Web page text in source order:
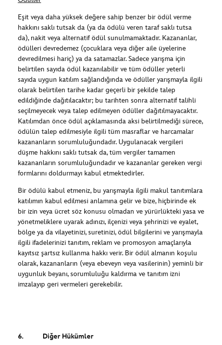
Eşit veya daha yüksek değere sahip benzer bir ödül verme
hakkını saklı tutsak da (ya da ödülü veren taraf saklı tutsa
da), nakit veya alternatif ödül sunulmamaktadır. Kazananlar,
ödülleri devredemez (çocuklara veya diğer aile üyelerine
devredilmesi hariç) ya da satamazlar. Sadece yarışma için
belirtilen sayıda ödül kazanılabilir ve tüm ödüller yeterli
sayıda uygun katılım sağlandığında ve ödüller yarışmayla ilgili
olarak belirtilen tarihe kadar geçerli bir şekilde talep
edildiğinde dağıtılacaktır; bu tarihten sonra alternatif talihli
seçilmeyecek veya talep edilmeyen ödüller dağıtılmayacaktır.
Katılımdan önce ödül açıklamasında aksi belirtilmediği sürece,
ödülün talep edilmesiyle ilgili tüm masraflar ve harcamalar
kazananların sorumluluğundadır. Uygulanacak vergileri
düşme hakkını saklı tutsak da, tüm vergiler tamamen
kazananların sorumluluğundadır ve kazananlar gereken vergi
formlarını doldurmayı kabul etmektedirler.
Bir ödülü kabul etmeniz, bu yarışmayla ilgili makul tanıtımlara
katılımın kabul edilmesi anlamına gelir ve bize, hiçbirinde ek
bir izin veya ücret söz konusu olmadan ve yürürlükteki yasa ve
yönetmeliklere uyarak adınızı, ilçenizi veya şehrinizi ve eyalet,
bölge ya da vilayetinizi, suretinizi, ödül bilgilerini ve yarışmayla
ilgili ifadelerinizi tanıtım, reklam ve promosyon amaçlarıyla
kayıtsız şartsız kullanma hakkı verir. Bir ödül almanın koşulu
olarak, kazananların (veya ebeveyn veya vasilerinin) yeminli bir
uygunluk beyanı, sorumluluğu kaldırma ve tanıtım izni
imzalayıp geri vermeleri gerekebilir.
6. Diğer Hükümler